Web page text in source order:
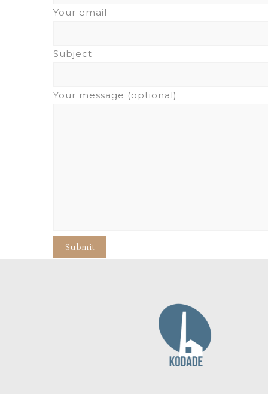
Your email
Subject
Your message (optional)